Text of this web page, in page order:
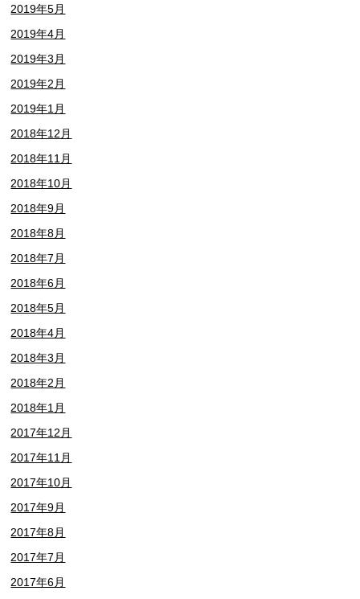
2019年5月
2019年4月
2019年3月
2019年2月
2019年1月
2018年12月
2018年11月
2018年10月
2018年9月
2018年8月
2018年7月
2018年6月
2018年5月
2018年4月
2018年3月
2018年2月
2018年1月
2017年12月
2017年11月
2017年10月
2017年9月
2017年8月
2017年7月
2017年6月